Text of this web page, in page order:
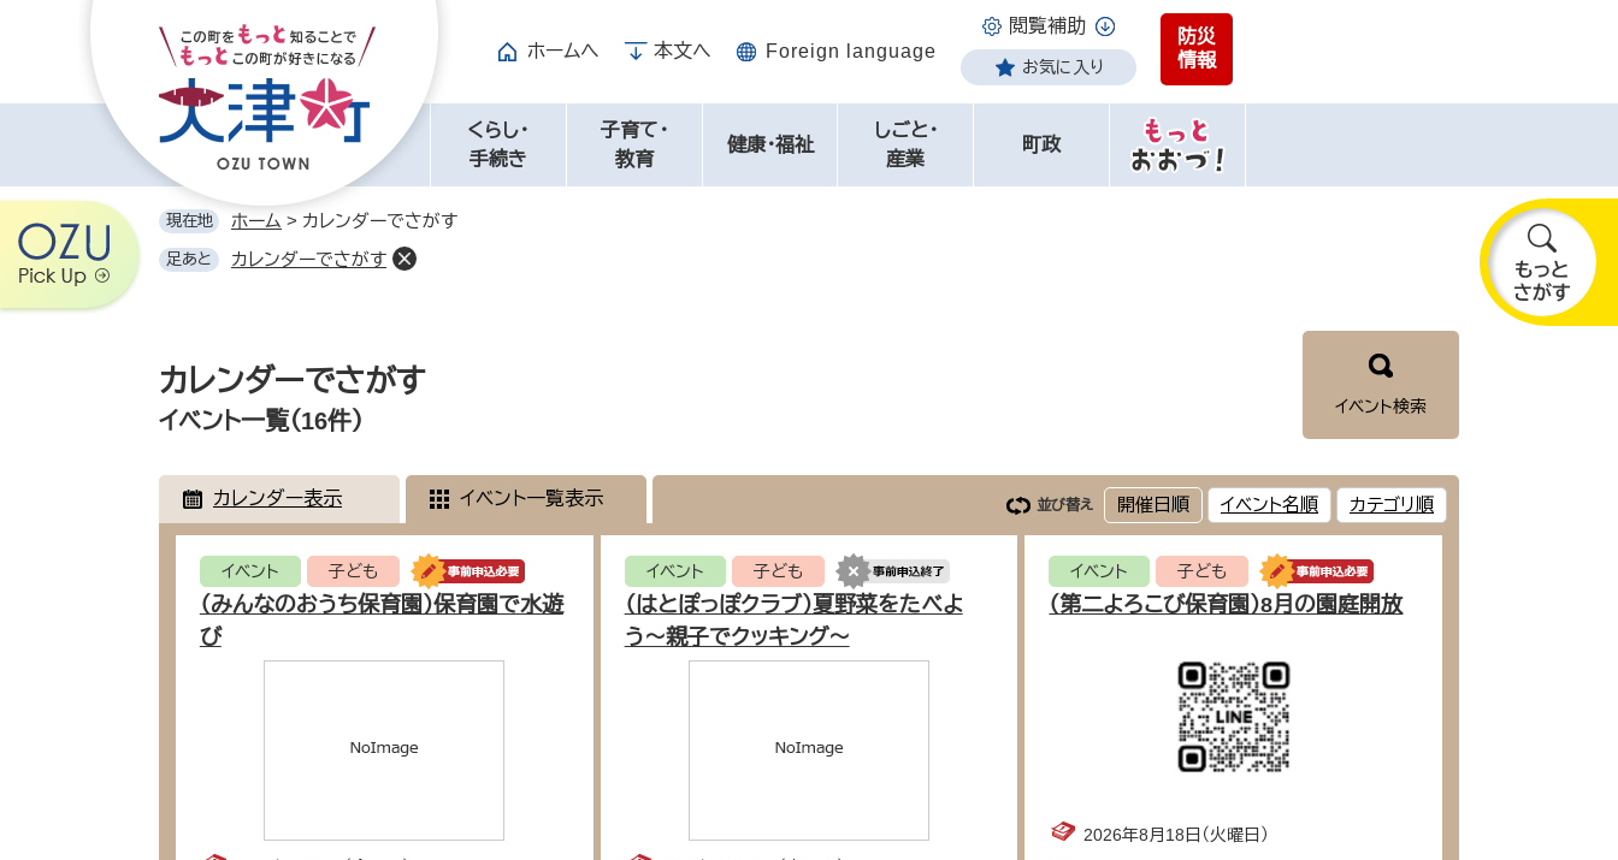
の
で
ー
ば
て
ホームへ 本文へ Foreign language
閲覧補助
お気に入り
防災
情報
くらし・
手続き
子育て・
教育
健康・福祉
しごと・
産業
町政
も
っ
現在地 ホーム > カレンダーでさがす
足あと カレンダーでさがす
文
カレンダーでさがす
イベント検索
イベント一覧（16件）
カレンダー表示 イベント一覧表示 並び替え 開催日順 イベント名順 カテゴリ順
イベント 子ども
（みんなのおうち保育園）保育園で水遊
び
イベント 子ども
（はとぽっぽクラブ）夏野菜をたべよ
う〜親子でクッキング〜
イベント 子ども
（第二よろこび保育園）8月の園庭開放
2026年8月18日（火曜日）